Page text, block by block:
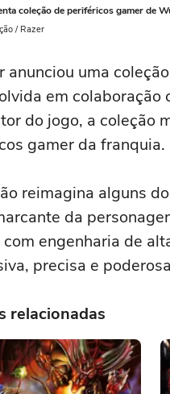
coleção de periféricos gamer de
/ Razer
anunciou uma
em colaboração
do jogo, a coleção
gamer da franquia.
reimagina alguns
da
engenharia de
precisa e
relacionadas